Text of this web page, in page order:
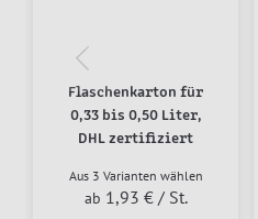
Flaschenkarton für
0,33 bis 0,50 Liter,
DHL zertifiziert
Aus 3 Varianten wählen
ab 1,93 € / St.